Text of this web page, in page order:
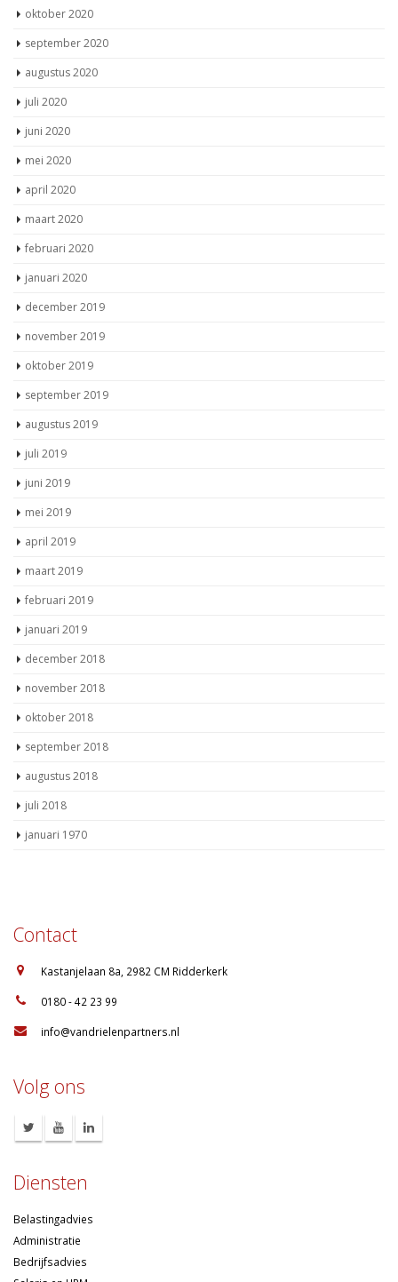
oktober 2020
september 2020
augustus 2020
juli 2020
juni 2020
mei 2020
april 2020
maart 2020
februari 2020
januari 2020
december 2019
november 2019
oktober 2019
september 2019
augustus 2019
juli 2019
juni 2019
mei 2019
april 2019
maart 2019
februari 2019
januari 2019
december 2018
november 2018
oktober 2018
september 2018
augustus 2018
juli 2018
januari 1970
Contact
Kastanjelaan 8a, 2982 CM Ridderkerk
0180 - 42 23 99
info@vandrielenpartners.nl
Volg ons
Diensten
Belastingadvies
Administratie
Bedrijfsadvies